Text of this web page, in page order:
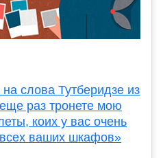
слова Тутберидзе из
раз тронете мою
коих у вас очень
ваших шкафов»